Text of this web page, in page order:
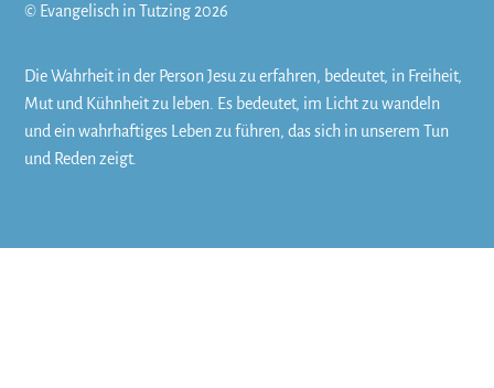
© Evangelisch in Tutzing 2026
Die Wahrheit in der Person Jesu zu erfahren, bedeutet, in Freiheit,
Mut und Kühnheit zu leben. Es bedeutet, im Licht zu wandeln
und ein wahrhaftiges Leben zu führen, das sich in unserem Tun
und Reden zeigt.